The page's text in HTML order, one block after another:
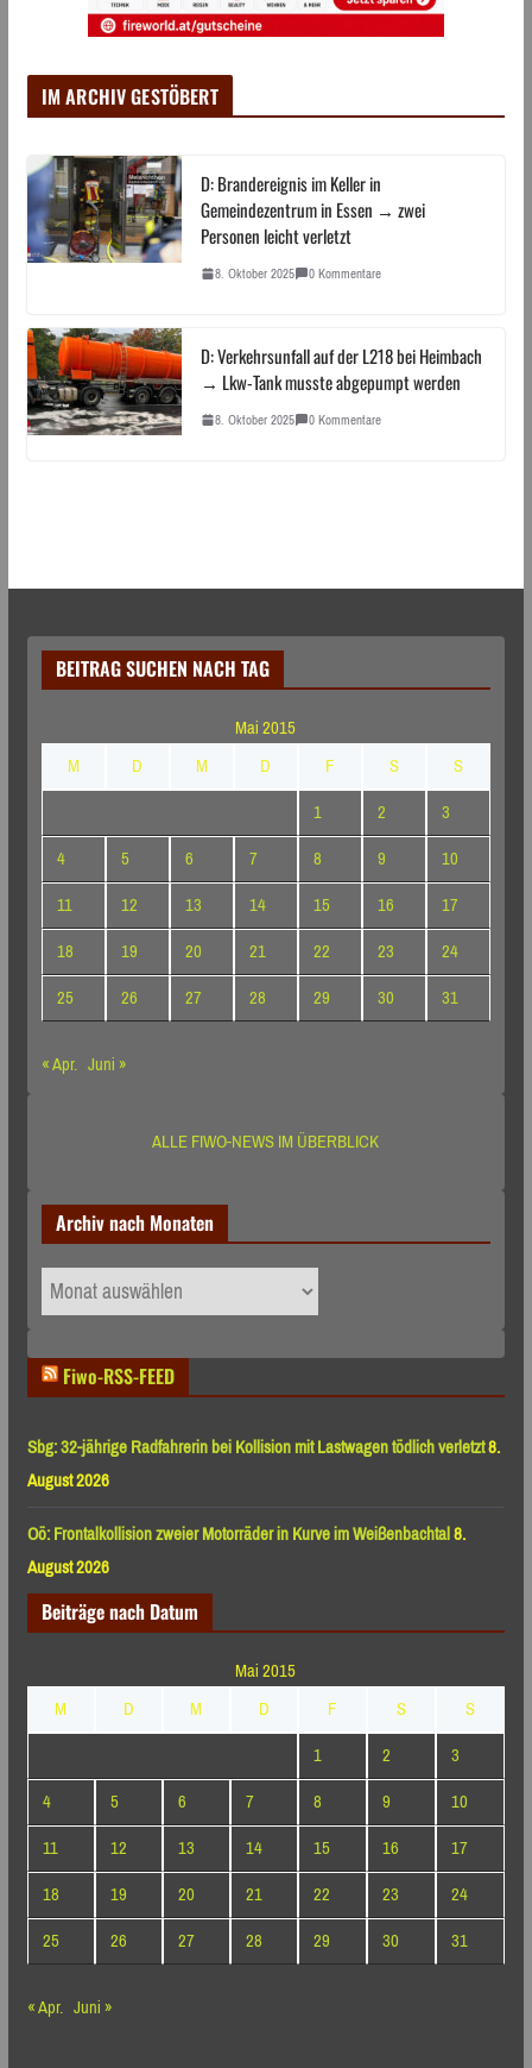
IM ARCHIV GESTÖBERT
D: Brandereignis im Keller in
Gemeindezentrum in Essen → zwei
Personen leicht verletzt
8. Oktober 2025 0 Kommentare
D: Verkehrsunfall auf der L218 bei Heimbach
→ Lkw-Tank musste abgepumpt werden
8. Oktober 2025 0 Kommentare
BEITRAG SUCHEN NACH TAG
Mai 2015
M
D M D F S
S
1
2
3
4
5 6 7 8 9
10
11
12 13 14 15 16
17
18
19 20 21 22 23
24
25
26 27 28 29 30
31
« Apr. Juni »
ALLE FIWO-NEWS IM ÜBERBLICK
Archiv nach Monaten
Archiv
nach
Fiwo-RSS-FEED
Sbg: 32-jährige Radfahrerin bei Kollision mit Lastwagen tödlich verletzt8.
August 2026
Oö: Frontalkollision zweier Motorräder in Kurve im Weißenbachtal8.
August 2026
Beiträge nach Datum
Mai 2015
M
D M D F S
S
1
2
3
4
5 6 7 8 9
10
11
12 13 14 15 16
17
18
19 20 21 22 23
24
25
26 27 28 29 30
31
« Apr. Juni »